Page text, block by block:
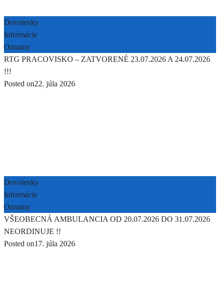
Dovolenky
Informácie
Oznamy
RTG PRACOVISKO – ZATVORENÉ 23.07.2026 A 24.07.2026
!!!
Posted on22. júla 2026
Dovolenky
Informácie
Oznamy
VŠEOBECNÁ AMBULANCIA OD 20.07.2026 DO 31.07.2026
NEORDINUJE !!
Posted on17. júla 2026